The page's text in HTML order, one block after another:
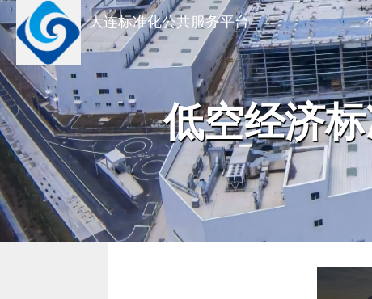
大连标准化公共服务平台
低空经济